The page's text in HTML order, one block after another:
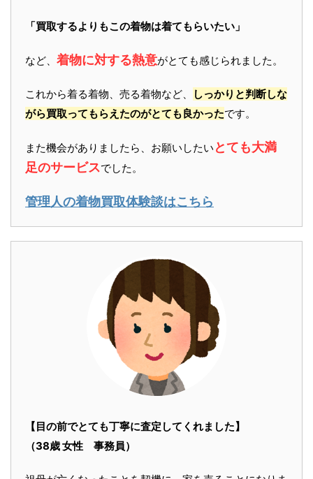
「買取するよりもこの着物は着てもらいたい」
など、 着物に対する熱意がとても感じられました。
これから着る着物、売る着物など、
しっかりと判断しな
がら買取ってもらえたのがとても良かったです。
また機会がありましたら、お願いしたい とても大満
足のサービスでした。
管理人の着物買取体験談はこちら
【目の前でとても丁寧に査定してくれました】
（38歳 女性 事務員）